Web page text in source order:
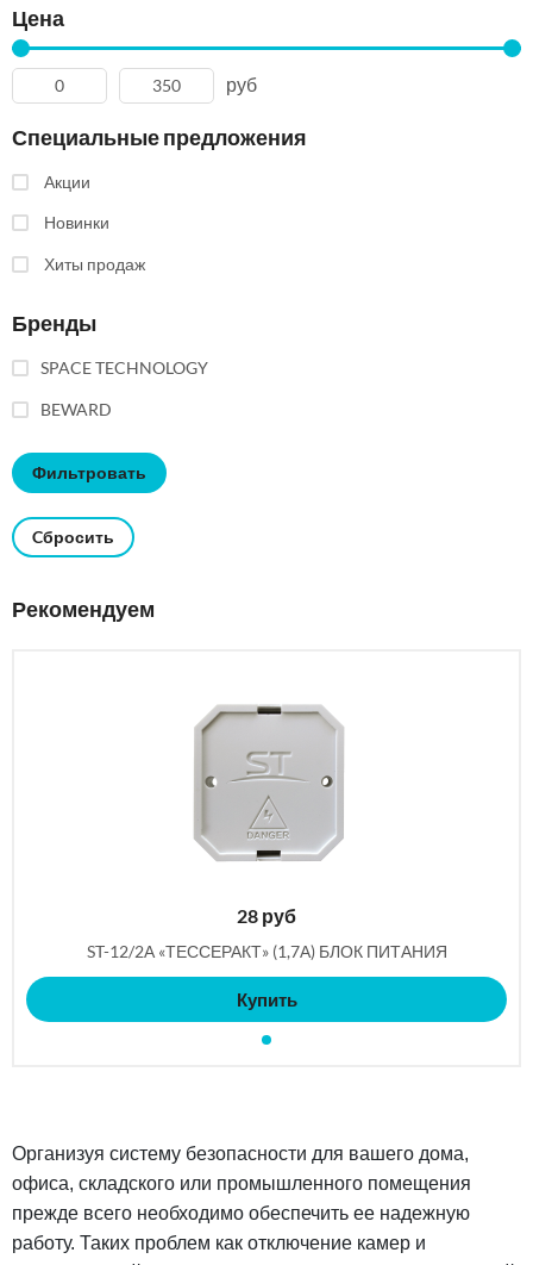
Цена
руб
Специальные предложения
Акции
Новинки
Хиты продаж
Бренды
SPACE TECHNOLOGY
BEWARD
Cбросить
Рекомендуем
28 руб
ST-12/2А «ТЕССЕРАКТ» (1,7А) БЛОК ПИТАНИЯ
Купить
Организуя систему безопасности для вашего дома,
офиса, складского или промышленного помещения
прежде всего необходимо обеспечить ее надежную
работу. Таких проблем как отключение камер и